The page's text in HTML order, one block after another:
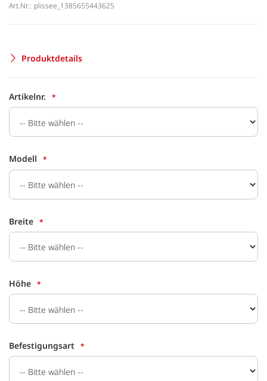
Art.Nr.: plissee_1385655443625
Produktdetails
Artikelnr.
Modell
Breite
Höhe
Befestigungsart